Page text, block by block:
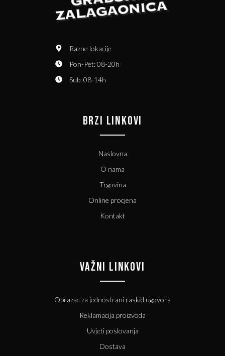
Razne lokacije
Pon-Pet: 08-20h
Sub: 08-14h
BRZI LINKOVI
Naslovna
O nama
Trgovina
Online procjena
Kontakt
VAŽNI LINKOVI
Obrazac za jednostrani raskid ugovora
Reklamacija proizvoda
Uvjeti poslovanja
Dostava